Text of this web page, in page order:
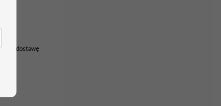
na dostawę